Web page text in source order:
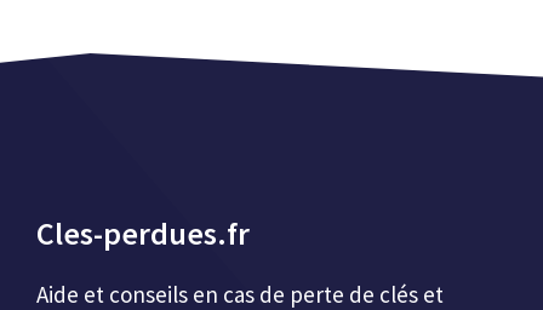
Cles-perdues.fr
Aide et conseils en cas de perte de clés et